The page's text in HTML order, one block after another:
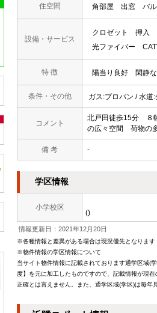
住空間 角部屋 出窓 バ
設備・サービス
クロゼット 押入
光ファイバー
特 徴 陽当り良好 閑静
条件・その他 ガス:プロパン / 水道
コメント
北戸田徒歩15分
の広々空間 荷物の
備 考 -
学区情報
小学校区
()
情報更新日：2021年12月20日
※各種情報と差異がある場合は現況優先となります
※物件情報の学区情報について
当サイト物件情報に記載されております通学区域(
度】を元に加工したものですので、記載情報が現
正確とは言えません。また、通学区域(学区)は毎年